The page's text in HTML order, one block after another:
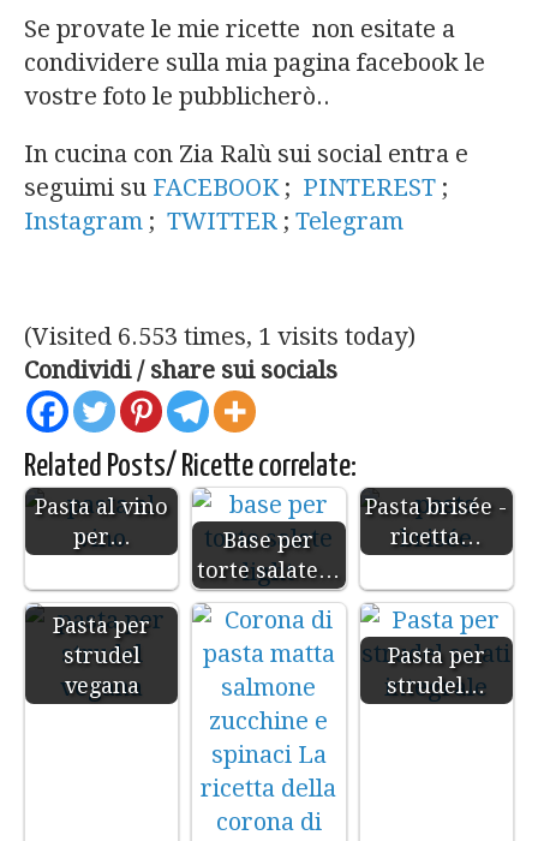
Se provate le mie ricette non esitate a
condividere sulla mia pagina facebook le
vostre foto le pubblicherò..
In cucina con Zia Ralù sui social entra e
seguimi su FACEBOOK ; PINTEREST ;
Instagram ; TWITTER ; Telegram
(Visited 6.553 times, 1 visits today)
Condividi / share sui socials
Related Posts/ Ricette correlate:
Pasta al vino
per…
Base per
torte salate…
Pasta brisée -
ricetta…
Pasta per
strudel
vegana
Pasta per
strudel…